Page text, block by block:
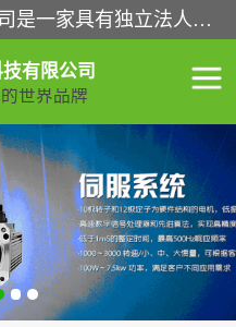
厦门晶鼎自动化科技有限公司是一家具有独立法人资格的高新技术企业；代理销售的产品有台湾威纶触摸屏，魏德米勒全系列，永宏触摸屏,威纶触摸屏,台湾威纶weinview触摸屏,台湾永宏PLC，FATEK,永宏伺服,图儿克总线，施耐德，欧姆龙，西门子，富士变频，K&N蓝系列， BUSSMANN，松下变频器，丹佛斯变频器等。
有限公司
世界品牌
WEINVIEW闽台威纶触摸
屏
魏德米勒接线端子
魏德米勒电源